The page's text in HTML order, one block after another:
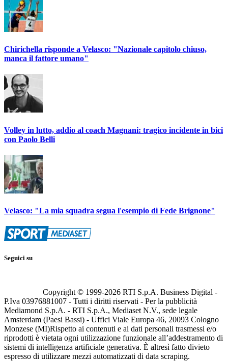
Chirichella risponde a Velasco: "Nazionale capitolo chiuso,
manca il fattore umano"
Volley in lutto, addio al coach Magnani: tragico incidente in bici
con Paolo Belli
Velasco: "La mia squadra segua l'esempio di Fede Brignone"
Seguici su
Copyright © 1999-2026 RTI S.p.A. Business Digital -
P.Iva 03976881007 - Tutti i diritti riservati - Per la pubblicità
Mediamond S.p.A. - RTI S.p.A., Mediaset N.V., sede legale
Amsterdam (Paesi Bassi) - Uffici Viale Europa 46, 20093 Cologno
Monzese (MI)Rispetto ai contenuti e ai dati personali trasmessi e/o
riprodotti è vietata ogni utilizzazione funzionale all’addestramento di
sistemi di intelligenza artificiale generativa. È altresì fatto divieto
espresso di utilizzare mezzi automatizzati di data scraping.